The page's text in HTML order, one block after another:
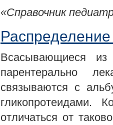
«Справочник
Всасывающиеся из
парентерально
связываются с
гликопротеидами.
отличаться от